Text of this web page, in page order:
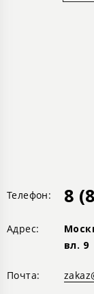
Телефон: 8
Адрес:
вл. 9
Почта: